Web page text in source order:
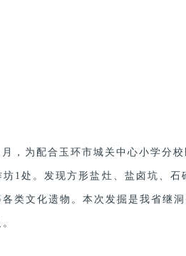
，为配合玉环市城关中心小学分
1处。发现方形盐灶、盐卤坑、
类文化遗物。本次发掘是我省继